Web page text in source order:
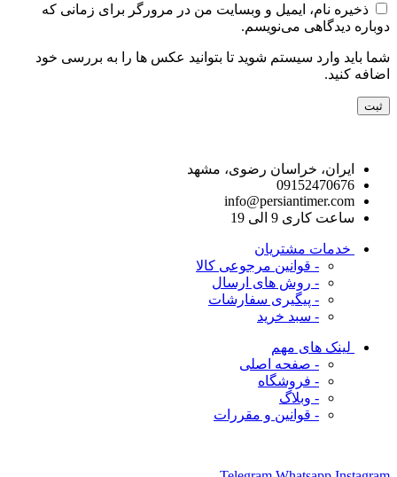
ذخیره نام، ایمیل و وبسایت من در مرورگر برای زمانی که
دوباره دیدگاهی می‌نویسم.
شما باید وارد سیستم شوید تا بتوانید عکس ها را به بررسی خود
اضافه کنید.
ایران، خراسان رضوی، مشهد
09152470676
info@persiantimer.com
ساعت کاری 9 الی 19
خدمات مشتریان
- قوانین مرجوعی کالا
- روش های ارسال
- پیگیری سفارشات
- سبد خرید
لینک های مهم
- صفحه اصلی
- فروشگاه
- وبلاگ
- قوانین و مقررات